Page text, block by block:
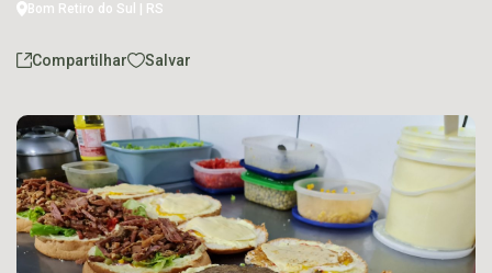
Bom Retiro do Sul | RS
Compartilhar Salvar